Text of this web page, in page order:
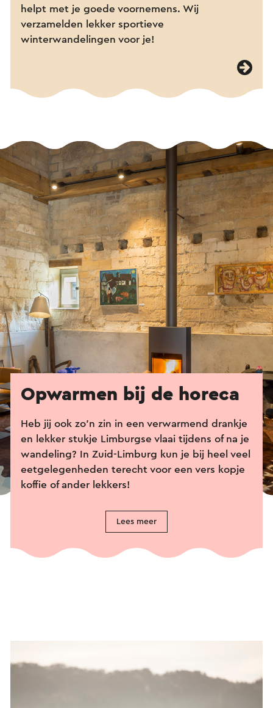
helpt met je goede voornemens. Wij
verzamelden lekker sportieve
winterwandelingen voor je!
Opwarmen bij de horeca
Heb jij ook zo'n zin in een verwarmend drankje
en lekker stukje Limburgse vlaai tijdens of na je
wandeling? In Zuid-Limburg kun je bij heel veel
eetgelegenheden terecht voor een vers kopje
koffie of ander lekkers!
Lees meer